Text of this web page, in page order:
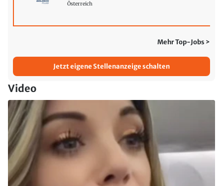
Österreich
Mehr Top-Jobs >
Jetzt eigene Stellenanzeige schalten
Video